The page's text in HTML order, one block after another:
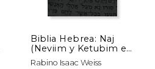
Biblia Hebrea: Naj
(Neviim y Ketubim en
Espanol) Volumen ii
Rabino Isaac Weiss